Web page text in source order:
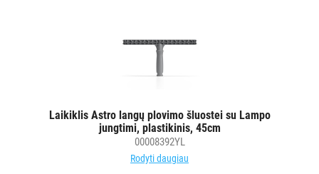
VIEŠBUČIAMSLaikiklis Astro langų plovimo šluostei su Lampo
jungtimi, plastikinis, 45cm
00008392YL
Rodyti daugiau